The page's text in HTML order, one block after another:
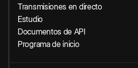
Transmisiones en directo
Estudio
Documentos de API
Programa de inicio